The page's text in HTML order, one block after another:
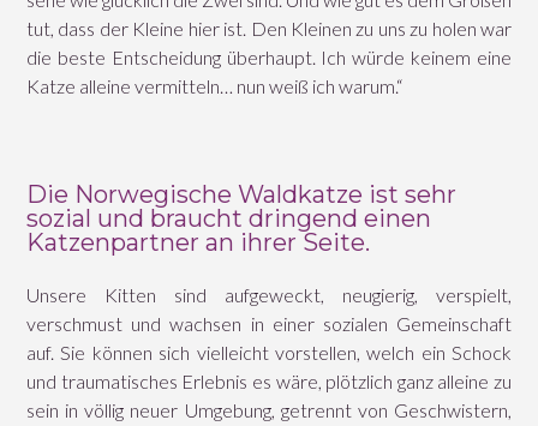
tut, dass der Kleine hier ist. Den Kleinen zu uns zu holen war
die beste Entscheidung überhaupt. Ich würde keinem eine
Katze alleine vermitteln… nun weiß ich warum.“
Die Norwegische Waldkatze ist sehr
sozial und braucht dringend einen
Katzenpartner an ihrer Seite.
Unsere Kitten sind aufgeweckt, neugierig, verspielt,
verschmust und wachsen in einer sozialen Gemeinschaft
auf. Sie können sich vielleicht vorstellen, welch ein Schock
und traumatisches Erlebnis es wäre, plötzlich ganz alleine zu
sein in völlig neuer Umgebung, getrennt von Geschwistern,